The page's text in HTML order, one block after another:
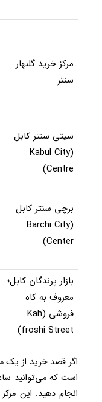
مرکز خرید گلبهار
سنتر
سیتی سنتر کابل
(Kabul City
Centre)
برچی سنتر کابل
(Barchi City
Center)
بازار پرندگان کابل؛
معروف به کاه
فروشی (Kah
froshi Street)
اگر قصد خرید از یک
است که می‌توانید
انجام دهید. این